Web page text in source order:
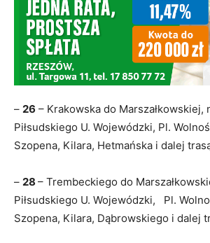
– 26 – Krakowska do Marszałkowskiej,
Piłsudskiego U. Wojewódzki, Pl.
Szopena, Kilara, Hetmańska i dalej
– 28 – Trembeckiego do
Piłsudskiego U. Wojewódzki, Pl.
Szopena, Kilara, Dąbrowskiego i dalej